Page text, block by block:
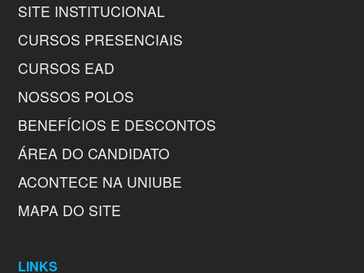
SITE INSTITUCIONAL
CURSOS PRESENCIAIS
CURSOS EAD
NOSSOS POLOS
BENEFÍCIOS E DESCONTOS
ÁREA DO CANDIDATO
ACONTECE NA UNIUBE
MAPA DO SITE
LINKS